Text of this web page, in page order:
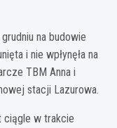
na budowie
i nie wpłynęła na
TBM Anna i
stacji Lazurowa.
ciągle w trakcie